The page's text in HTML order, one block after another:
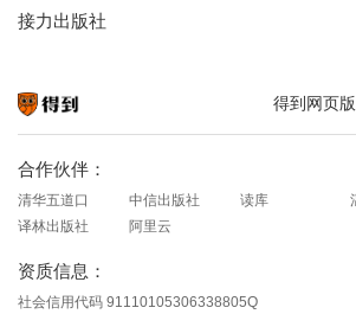
接力出版社
得到网页版
合作伙伴：
清华五道口 中信出版社 读库
译林出版社
阿里云
资质信息：
社会信用代码 91110105306338805Q